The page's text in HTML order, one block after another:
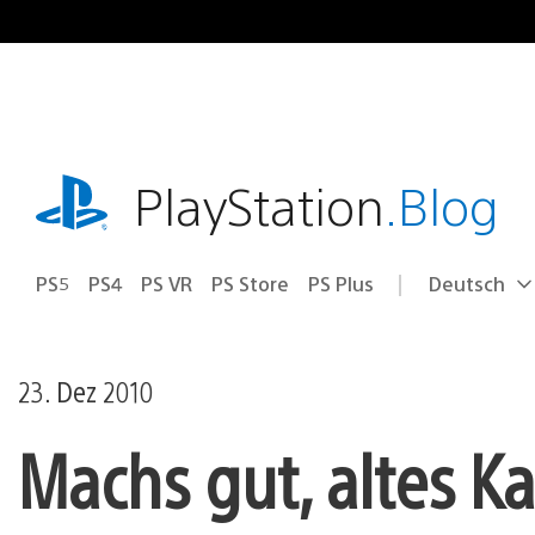
Inhalt
playstation.comPlayStation.Blog
PS5 PS4 PS VR PS Store PS Plus Select
Aktuelle
Deutsch
23. Dez 2010
Machs gut, altes